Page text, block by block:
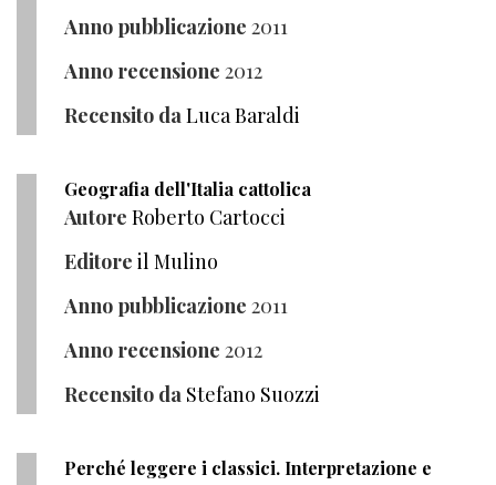
Anno pubblicazione 2011
Anno recensione 2012
Recensito daLuca Baraldi
Geografia dell'Italia cattolica
Autore Roberto Cartocci
Editore il Mulino
Anno pubblicazione 2011
Anno recensione 2012
Recensito da Stefano Suozzi
Perché leggere i classici. Interpretazione e